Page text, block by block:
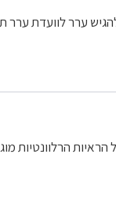
ערר תוך 60 יום.
הרלוונטיות